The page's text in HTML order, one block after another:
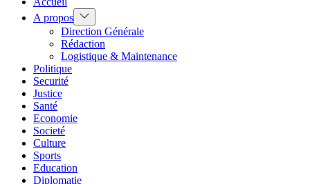
A propos Show
sub
menu
Direction Générale
Rédaction
Logistique & Maintenance
Politique
Securité
Justice
Santé
Economie
Societé
Culture
Sports
Education
Diplomatie